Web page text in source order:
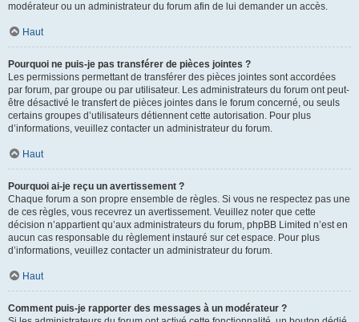
modérateur ou un administrateur du forum afin de lui demander un accès.
Haut
Pourquoi ne puis-je pas transférer de pièces jointes ?
Les permissions permettant de transférer des pièces jointes sont accordées
par forum, par groupe ou par utilisateur. Les administrateurs du forum ont peut-
être désactivé le transfert de pièces jointes dans le forum concerné, ou seuls
certains groupes d’utilisateurs détiennent cette autorisation. Pour plus
d’informations, veuillez contacter un administrateur du forum.
Haut
Pourquoi ai-je reçu un avertissement ?
Chaque forum a son propre ensemble de règles. Si vous ne respectez pas une
de ces règles, vous recevrez un avertissement. Veuillez noter que cette
décision n’appartient qu’aux administrateurs du forum, phpBB Limited n’est en
aucun cas responsable du règlement instauré sur cet espace. Pour plus
d’informations, veuillez contacter un administrateur du forum.
Haut
Comment puis-je rapporter des messages à un modérateur ?